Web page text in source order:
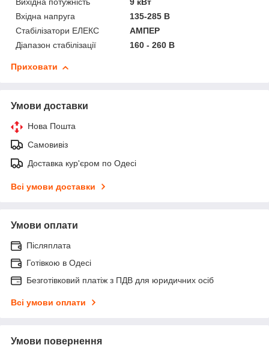
Вихідна потужність
9 кВт
Вхідна напруга
135-285 В
Стабілізатори ЕЛЕКС
АМПЕР
Діапазон стабілізації
160 - 260 В
Приховати
Умови доставки
Нова Пошта
Самовивіз
Доставка кур'єром по Одесі
Всі умови доставки
Умови оплати
Післяплата
Готівкою в Одесі
Безготівковий платіж з ПДВ для юридичних осіб
Всі умови оплати
Умови повернення